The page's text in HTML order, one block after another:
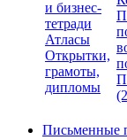
и бизнес-
тетради
Атласы
Открытки,
грамоты,
дипломы
Письменные